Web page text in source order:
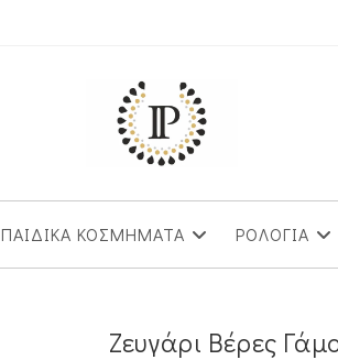
ΠΑΙΔΙΚΑ ΚΟΣΜΗΜΑΤΑ ΡΟΛΟΓΙΑ
Ζευγάρι Βέρες